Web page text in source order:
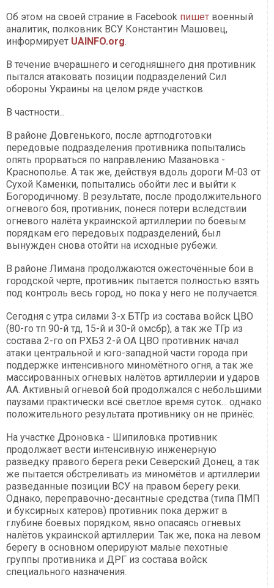
Об этом на своей страние в Facebook пишет военный
аналитик, полковник ВСУ Константин Машовец,
информирует UAINFO.org.
В течение вчерашнего и сегодняшнего дня противник
пытался атаковать позиции подразделений Сил
обороны Украины на целом ряде участков.
В частности...
В районе Довгенького, после артподготовки
передовые подразделения противника попытались
опять прорваться по направлению Мазановка -
Краснополье. А так же, действуя вдоль дороги М-03 от
Сухой Каменки, попытались обойти лес и выйти к
Богородичному. В результате, после продолжительного
огневого боя, противник, понеся потери вследствии
огневого налёта украинской артиллерии по боевым
порядкам его передовых подразделений, был
вынужден снова отойти на исходные рубежи.
В районе Лимана продолжаются ожесточённые бои в
городской черте, противник пытается полностью взять
под контроль весь город, но пока у него не получается.
Сегодня с утра силами 3-х БТГр из состава войск ЦВО
(80-го тп 90-й тд, 15-й и 30-й омсбр), а так же ТГр из
состава 2-го оп РХБЗ 2-й ОА ЦВО противник начал
атаки центральной и юго-западной части города при
поддержке интенсивного миномётного огня, а так же
массированных огневых налётов артиллерии и ударов
АА. Активный огневой бой продолжался с небольшими
паузами практически всё светлое время суток... однако
положительного результата противнику он не принёс.
На участке Дроновка - Шипиловка противник
продолжает вести интенсивную инженерную
разведку правого берега реки Северский Донец, а так
же пытается обстреливать из миномётов и артиллерии
разведанные позиции ВСУ на правом берегу реки.
Однако, переправочно-десантные средства (типа ПМП
и буксирных катеров) противник пока держит в
глубине боевых порядком, явно опасаясь огневых
налётов украинской артиллерии. Так же, пока на левом
берегу в основном оперируют малые пехотные
группы противника и ДРГ из состава войск
специального назначения.